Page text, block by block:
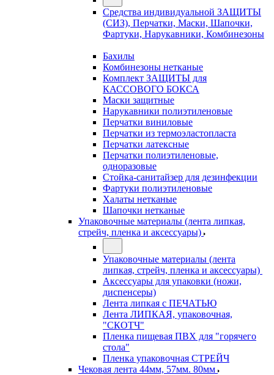
Средства индивидуальной ЗАЩИТЫ
(СИЗ), Перчатки, Маски, Шапочки,
Фартуки, Нарукавники, Комбинезоны
Бахилы
Комбинезоны нетканые
Комплект ЗАЩИТЫ для
КАССОВОГО БОКСА
Маски защитные
Нарукавники полиэтиленовые
Перчатки виниловые
Перчатки из термоэластопласта
Перчатки латексные
Перчатки полиэтиленовые,
одноразовые
Стойка-санитайзер для дезинфекции
Фартуки полиэтиленовые
Халаты нетканые
Шапочки нетканые
Упаковочные материалы (лента липкая,
стрейч, пленка и аксессуары)
Упаковочные материалы (лента
липкая, стрейч, пленка и аксессуары)
Аксессуары для упаковки (ножи,
диспенсеры)
Лента липкая с ПЕЧАТЬЮ
Лента ЛИПКАЯ, упаковочная,
"СКОТЧ"
Пленка пищевая ПВХ для "горячего
стола"
Пленка упаковочная СТРЕЙЧ
Чековая лента 44мм, 57мм. 80мм